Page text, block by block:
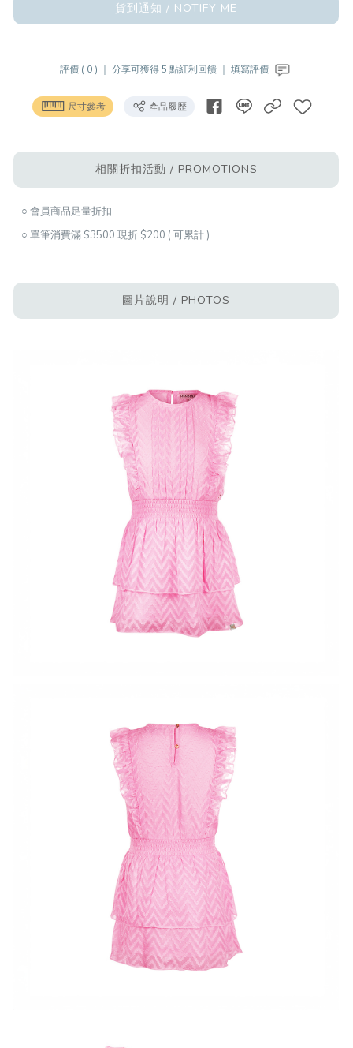
貨到通知 / NOTIFY ME
評價 ( 0 ) ｜ 分享可獲得 5 點紅利回饋 ｜ 填寫評價
尺寸參考 產品履歷
相關折扣活動 / PROMOTIONS
○ 會員商品足量折扣
○ 單筆消費滿 $3500 現折 $200 ( 可累計 )
圖片說明 / PHOTOS